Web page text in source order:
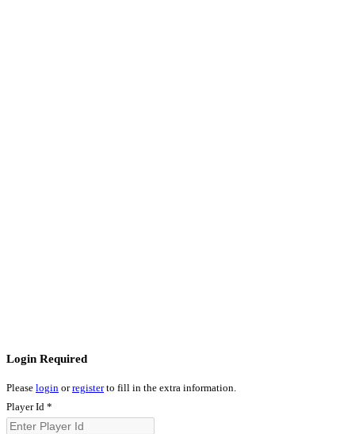
Login Required
Please login orregisterto fill in the extra information.
Player Id *